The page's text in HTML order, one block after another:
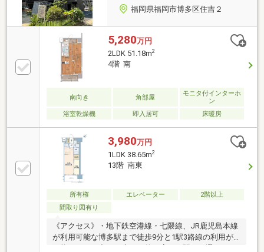
福岡県福岡市博多区住吉２
5,280万円
2LDK 51.18m2
4階 南
南向き 角部屋
モニタ付インターホ
ン
浴室乾燥機
即入居可 床暖房
3,980万円
1LDK 38.65m2
13階 南東
所有権 エレベーター
2階以上
間取り図有り
《アクセス》・地下鉄空港線・七隈線、JR鹿児島本線
が利用可能な博多駅まで徒歩9分と1駅3路線の利用が